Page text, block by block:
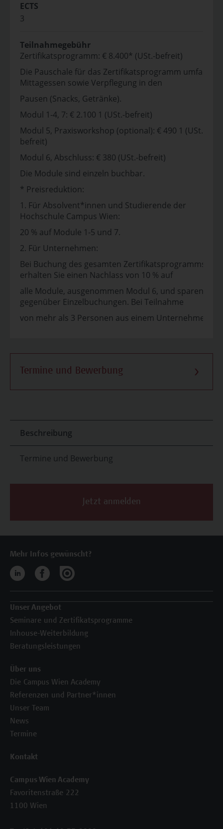
ECTS
3
Teilnahmegebühr
Zertifikatsprogramm: € 8.400* (USt.-befreit)
Die Pauschale für das Zertifikatsprogramm umfasst
Mittagessen sowie Verpflegung in den
Pausen (Snacks, Getränke).
Modul 1-4, 7: € 2.100 1 (USt.-befreit)
Modul 5, Praxisworkshop (optional): € 490 1 (USt.-
befreit)
Modul 6, Abschluss: € 380 (USt.-befreit)
Die Module sind einzeln buchbar.
* Preisreduktion:
1. Für Absolvent*innen und Studierende der
Hochschule Campus Wien:
20 % auf Module 1-5 und 7.
2. Für Unternehmen:
Bei Buchung des gesamten Zertifikatsprogramms
erhalten Sie einen Nachlass von 10 % auf
alle Module, ausgenommen Modul 6, und sparen
gegenüber Einzelbuchungen. Bei Teilnahme
von mehr als 3 Personen aus einem Unternehmen
Termine und Bewerbung
Beschreibung
Termine und Bewerbung
Jetzt anmelden
Mehr Infos gewünscht?
Unser Angebot
Seminare und Zertifikatsprogramme
Inhouse-Weiterbildung
Beratungsleistungen
Über uns
Die Campus Wien Academy
Referenzen und Partner*innen
Unser Team
News
Termine
Kontakt
Campus Wien Academy
Favoritenstraße 222
1100 Wien